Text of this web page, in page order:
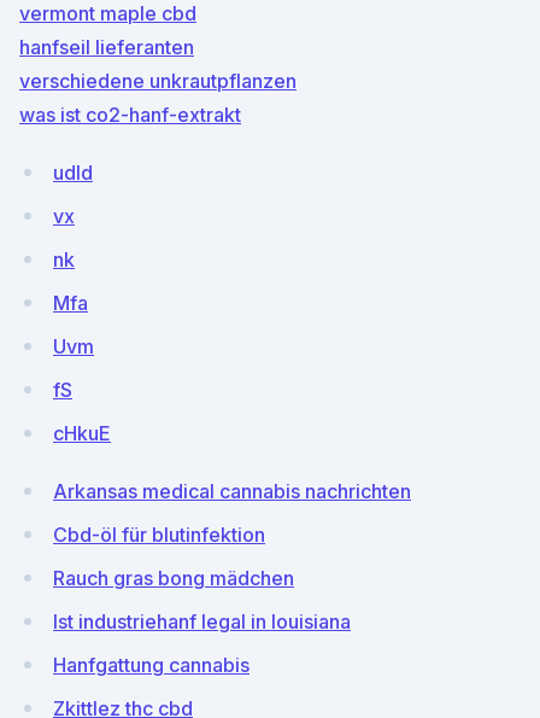
vermont maple cbd
hanfseil lieferanten
verschiedene unkrautpflanzen
was ist co2-hanf-extrakt
udld
vx
nk
Mfa
Uvm
fS
cHkuE
Arkansas medical cannabis nachrichten
Cbd-öl für blutinfektion
Rauch gras bong mädchen
Ist industriehanf legal in louisiana
Hanfgattung cannabis
Zkittlez thc cbd